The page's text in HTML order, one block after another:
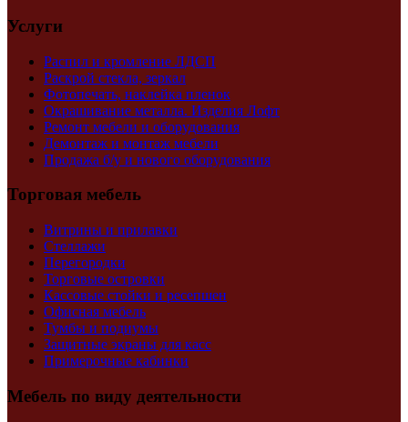
Услуги
Распил и кромление ЛДСП
Раскрой стекла, зеркал
Фотопечать, наклейка пленок
Окрашивание металла. Изделия Лофт
Ремонт мебели и оборудования
Демонтаж и монтаж мебели
Продажа б/у и нового оборудования
Торговая мебель
Витрины и прилавки
Стеллажи
Перегородки
Торговые островки
Кассовые стойки и ресепшен
Офисная мебель
Тумбы и подиумы
Защитные экраны для касс
Примерочные кабинки
Мебель по виду деятельности